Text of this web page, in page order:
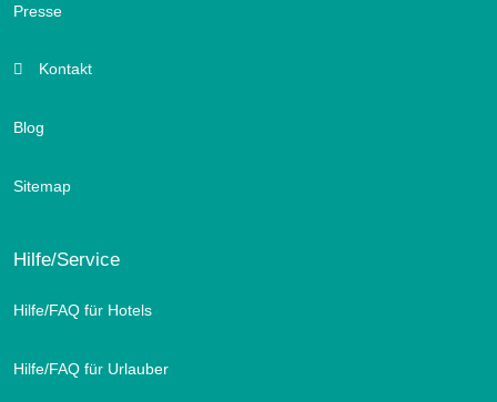
Presse
Kontakt
Blog
Sitemap
Hilfe/Service
Hilfe/FAQ für Hotels
Hilfe/FAQ für Urlauber